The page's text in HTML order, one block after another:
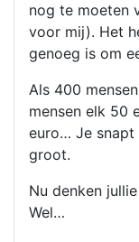
nog te moeten
voor mij). Het
genoeg is om
Als 400
mensen elk 50
euro… Je snapt
groot.
Nu denken
Wel…